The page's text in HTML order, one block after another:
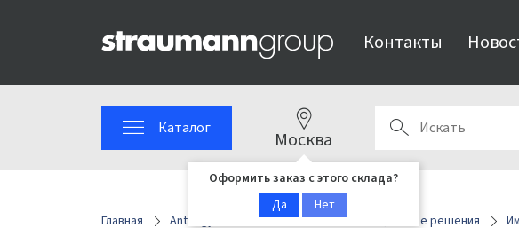
Контакты
Каталог Москва
Оформить заказ с этого склада?
Да
Нет
Главная Anthogyr REG/PX/X3 Имплантационные решения